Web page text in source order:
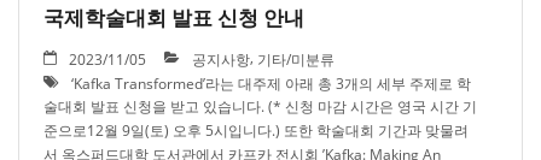
국제학술대회 발표 신청 안내
2023/11/05 공지사항 기타/미분류
‘Kafka Transformed’라는 대주제 아래 총 3개의 세부 주제로 학
술대회 발표 신청을 받고 있습니다. (* 신청 마감 시간은 영국 시간 기
준으로12월 9일(토) 오후 5시입니다.) 또한 학술대회 기간과 맞물려
서 옥스퍼드대학 도서관에서 카프카 전시회 ’Kafka: Making An